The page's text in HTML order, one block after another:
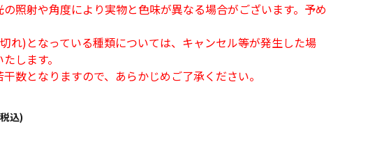
照射や角度により実物と色味が異なる場合がございます。予め
)となっている種類については、キャンセル等が発生した場
します。
数となりますので、あらかじめご了承ください。
込)